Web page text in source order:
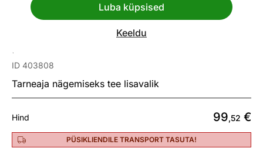
Luba küpsised
Keeldu
Vaata sarnaseid
Diivanilaud Macroom 110x62 cm
ID 403808
Tarneaja nägemiseks tee lisavalik
Hind 99,52 €
PÜSIKLIENDILE TRANSPORT TASUTA!